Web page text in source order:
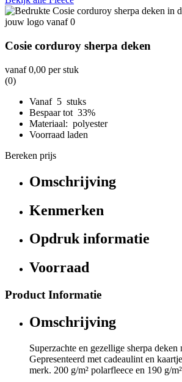
Cosie corduroy sherpa deken
vanaf0,00 per stuk
(0)
Vanaf 5 stuks
Bespaar tot 33%
Materiaal: polyester
Voorraad laden
Bereken prijs
Omschrijving
Kenmerken
Opdruk informatie
Voorraad
Product Informatie
Omschrijving
Superzachte en gezellige sherpa
Gepresenteerd met cadeaulint en
merk. 200 g/m² polarfleece en 190 g/